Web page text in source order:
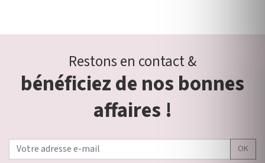
Restons en contact &
bénéficiez de nos bonnes
affaires !
OK